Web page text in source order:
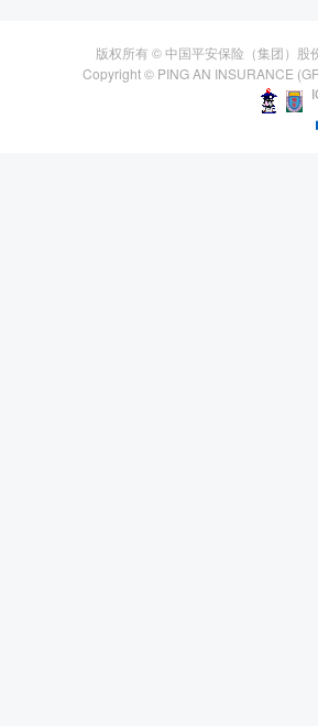
版权所有 © 中国平安保险（集团）股
Copyright © PING AN INSURANCE